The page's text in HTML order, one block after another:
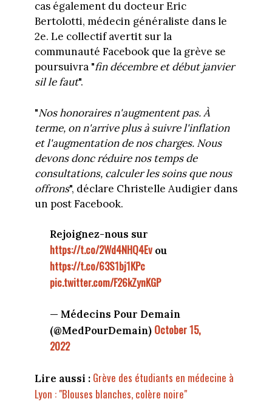
cas également du docteur Eric
Bertolotti, médecin généraliste dans le
2e. Le collectif avertit sur la
communauté Facebook que la grève se
poursuivra "fin décembre et début janvier
sil le faut".
"Nos honoraires n'augmentent pas. À
terme, on n'arrive plus à suivre l'inflation
et l'augmentation de nos charges. Nous
devons donc réduire nos temps de
consultations, calculer les soins que nous
offrons", déclare Christelle Audigier dans
un post Facebook.
Rejoignez-nous sur
https://t.co/2Wd4NHQ4Ev ou
https://t.co/63S1bj1KPc
pic.twitter.com/F26kZynKGP
— Médecins Pour Demain
(@MedPourDemain) October 15,
2022
Lire aussi : Grève des étudiants en médecine à
Lyon : "Blouses blanches, colère noire"